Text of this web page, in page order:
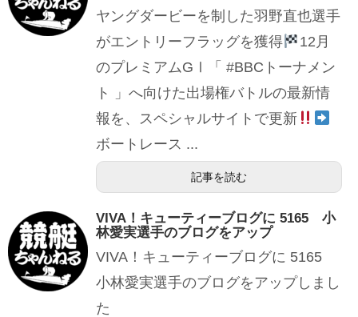
ヤングダービーを制した羽野直也選手
がエントリーフラッグを獲得
12月
のプレミアムGⅠ「 #BBCトーナメン
ト 」へ向けた出場権バトルの最新情
報を、スペシャルサイトで更新
ボートレース ...
記事を読む
VIVA！キューティーブログに 5165 小
林愛実選手のブログをアップ
VIVA！キューティーブログに 5165
小林愛実選手のブログをアップしまし
た